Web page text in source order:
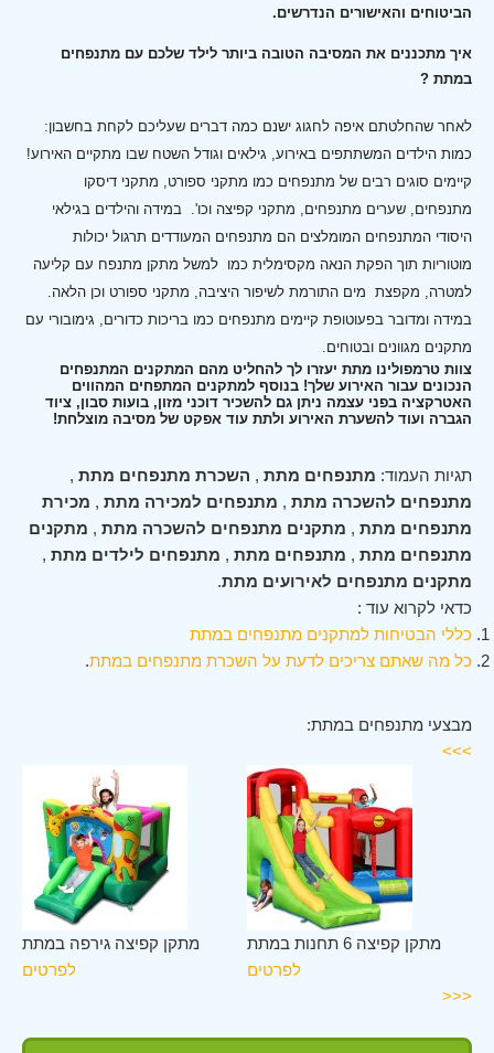
הביטוחים והאישורים הנדרשים.
איך מתכננים את המסיבה הטובה ביותר לילד שלכם עם מתנפחים
במתת ?
לאחר שהחלטתם איפה לחגוג ישנם כמה דברים שעליכם לקחת בחשבון:
כמות הילדים המשתתפים באירוע, גילאים וגודל השטח שבו מתקיים האירוע!
קיימים סוגים רבים של מתנפחים כמו מתקני ספורט, מתקני דיסקו
מתנפחים, שערים מתנפחים, מתקני קפיצה וכו'. במידה והילדים בגילאי
היסודי המתנפחים המומלצים הם מתנפחים המעודדים תרגול יכולות
מוטוריות תוך הפקת הנאה מקסימלית כמו למשל מתקן מתנפח עם קליעה
למטרה, מקפצת מים התורמת לשיפור היציבה, מתקני ספורט וכן הלאה.
במידה ומדובר בפעוטופת קיימים מתנפחים כמו בריכות כדורים, גימובורי עם
מתקנים מגוונים ובטוחים.
צוות טרמפולינו מתת יעזרו לך להחליט מהם המתקנים המתנפחים
הנכונים עבור האירוע שלך! בנוסף למתקנים המתפחים המהווים
האטרקציה בפני עצמה ניתן גם להשכיר דוכני מזון, בועות סבון, ציוד
הגברה ועוד להשערת האירוע ולתת עוד אפקט של מסיבה מוצלחת!
תגיות העמוד: מתנפחים מתת , השכרת מתנפחים מתת ,
מתנפחים להשכרה מתת , מתנפחים למכירה מתת , מכירת
מתנפחים מתת , מתקנים מתנפחים להשכרה מתת , מתקנים
מתנפחים מתת , מתנפחים מתת , מתנפחים לילדים מתת ,
מתקנים מתנפחים לאירועים מתת.
כדאי לקרוא עוד :
כללי הבטיחות למתקנים מתנפחים במתת
כל מה שאתם צריכים לדעת על השכרת מתנפחים במתת.
מבצעי מתנפחים במתת:
>>>
מתקן קפיצה גירפה במתת
לפרטים
מתקן קפיצה 6 תחנות במתת
לפרטים
<<<